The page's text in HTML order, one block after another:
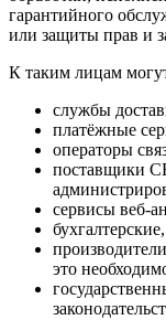
гарантийного
или защиты прав и
К таким лицам
службы
платёжные
операторы
поставщики
сервисы веб-
это